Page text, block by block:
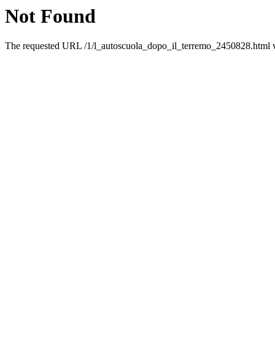
Not Found
The requested URL /1/l_autoscuola_dopo_il_terremo_2450828.html